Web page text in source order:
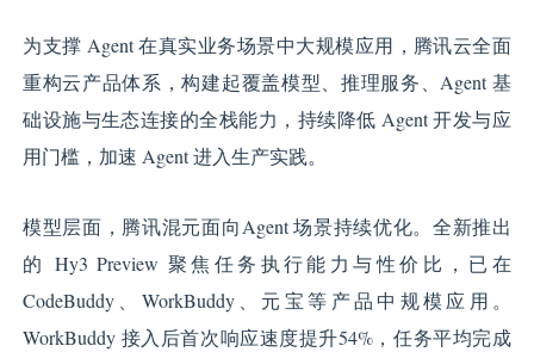
为支撑 Agent 在真实业务场景中大规模应用，腾讯云全面
重构云产品体系，构建起覆盖模型、推理服务、Agent 基
础设施与生态连接的全栈能力，持续降低 Agent 开发与应
用门槛，加速 Agent 进入生产实践。
模型层面，腾讯混元面向Agent 场景持续优化。全新推出
的 Hy3 Preview 聚焦任务执行能力与性价比，已在
CodeBuddy、WorkBuddy、元宝等产品中规模应用。
WorkBuddy 接入后首次响应速度提升54%，任务平均完成